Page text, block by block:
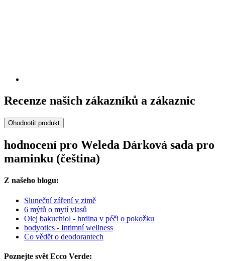
Recenze našich zákazníků a zákaznic
Ohodnotit produkt
hodnocení pro Weleda Dárková sada pro
maminku (čeština)
Z našeho blogu:
Sluneční záření v zimě
6 mýtů o mytí vlasů
Olej bakuchiol - hrdina v péči o pokožku
bodyotics - Intimní wellness
Co vědět o deodorantech
Poznejte svět Ecco Verde: